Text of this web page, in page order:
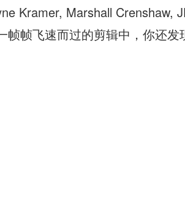
Kramer, Marshall Crenshaw,
帧飞速而过的剪辑中，你还发